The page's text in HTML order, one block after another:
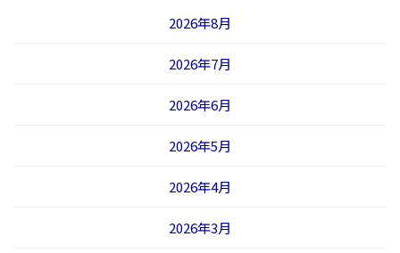
2026年8月
2026年7月
2026年6月
2026年5月
2026年4月
2026年3月